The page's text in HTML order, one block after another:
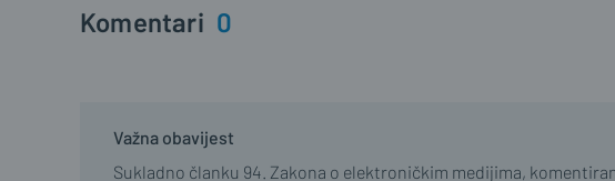
Komentari 0
Važna obavijest
Sukladno članku 94. Zakona o elektroničkim medijima,